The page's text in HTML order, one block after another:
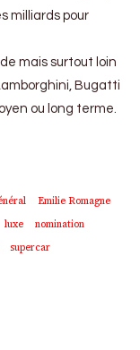
milliards pour
mais surtout loin
Bugatti
ou long terme.
Emilie Romagne
luxe
nomination
supercar